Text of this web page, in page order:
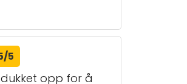
5
opp for å